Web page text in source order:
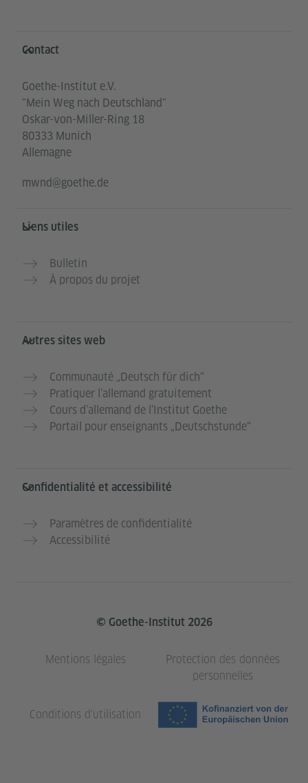
Service- und Informationsbereich
Contact
Goethe-Institut e.V.
"Mein Weg nach Deutschland"
Oskar-von-Miller-Ring 18
80333 Munich
Allemagne
mwnd@goethe.de
Liens utiles
Bulletin
À propos du projet
Autres sites web
Communauté „Deutsch für dich“
Pratiquer l’allemand gratuitement
Cours d’allemand de l’Institut Goethe
Portail pour enseignants „Deutschstunde“
Confidentialité et accessibilité
Paramètres de confidentialité
Accessibilité
© Goethe-Institut 2026
Mentions légales
Protection des données
personnelles
Conditions d'utilisation